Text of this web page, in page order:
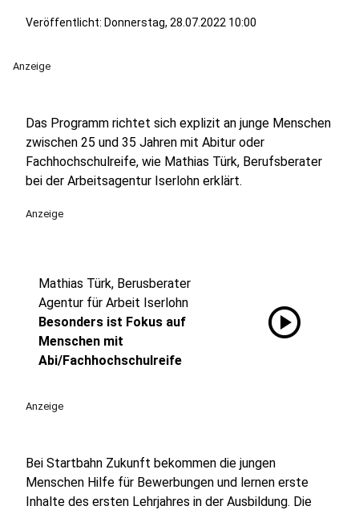
Veröffentlicht: Donnerstag, 28.07.2022 10:00
Anzeige
Das Programm richtet sich explizit an junge Menschen
zwischen 25 und 35 Jahren mit Abitur oder
Fachhochschulreife, wie Mathias Türk, Berufsberater
bei der Arbeitsagentur Iserlohn erklärt.
Anzeige
Mathias Türk, Berusberater
Agentur für Arbeit Iserlohn
Besonders ist Fokus auf
Menschen mit
Abi/Fachhochschulreife
play_circle
Anzeige
Bei Startbahn Zukunft bekommen die jungen
Menschen Hilfe für Bewerbungen und lernen erste
Inhalte des ersten Lehrjahres in der Ausbildung. Die